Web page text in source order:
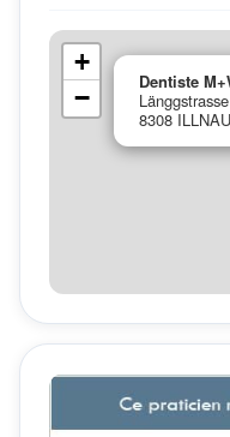
Dentiste
8308 ILLNAU
+
−